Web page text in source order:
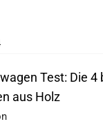
Test: Die 4
aus Holz